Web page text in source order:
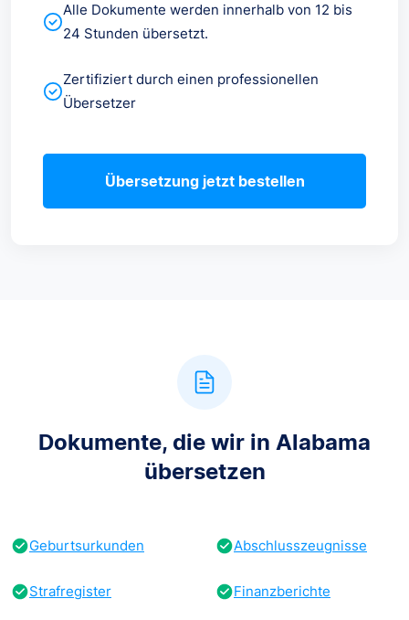
Alle Dokumente werden innerhalb von 12 bis
24 Stunden übersetzt.
Zertifiziert durch einen professionellen
Übersetzer
Übersetzung jetzt bestellen
Dokumente, die wir in Alabama
übersetzen
Geburtsurkunden Abschlusszeugnisse
Strafregister Finanzberichte